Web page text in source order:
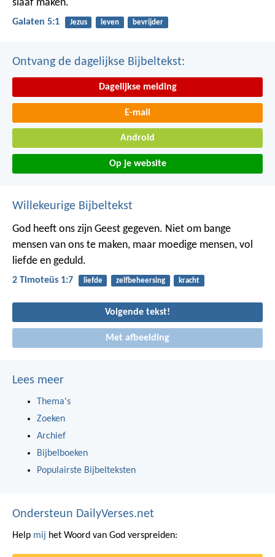
slaaf maken.
Galaten 5:1 Jezus leven bevrijder
Ontvang de dagelijkse Bijbeltekst:
Dagelijkse melding
E-mail
Android
Op je website
Willekeurige Bijbeltekst
God heeft ons zijn Geest gegeven. Niet om bange
mensen van ons te maken, maar moedige mensen, vol
liefde en geduld.
2 Timoteüs 1:7 liefde zelfbeheersing kracht
Volgende tekst!
Met afbeelding
Lees meer
Thema's
Zoeken
Archief
Bijbelboeken
Populairste Bijbelteksten
Ondersteun DailyVerses.net
Help mij het Woord van God verspreiden: